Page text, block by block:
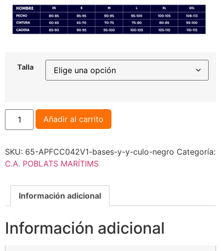
Talla
Añadir al carrito
SKU: 65-APFCC042V1-bases-y-y-culo-negro Categoría:
C.A. POBLATS MARÍTIMS
Información adicional
Información adicional